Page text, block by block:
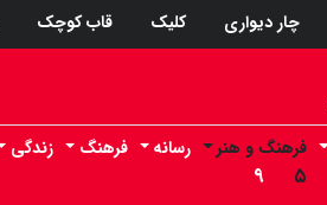
چار دیواری کلیک قاب کوچک
فرهنگ و هنر
۵ ۹
رسانه فرهنگ زندگی